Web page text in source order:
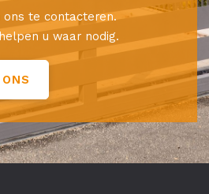
te contacteren.
u waar nodig.